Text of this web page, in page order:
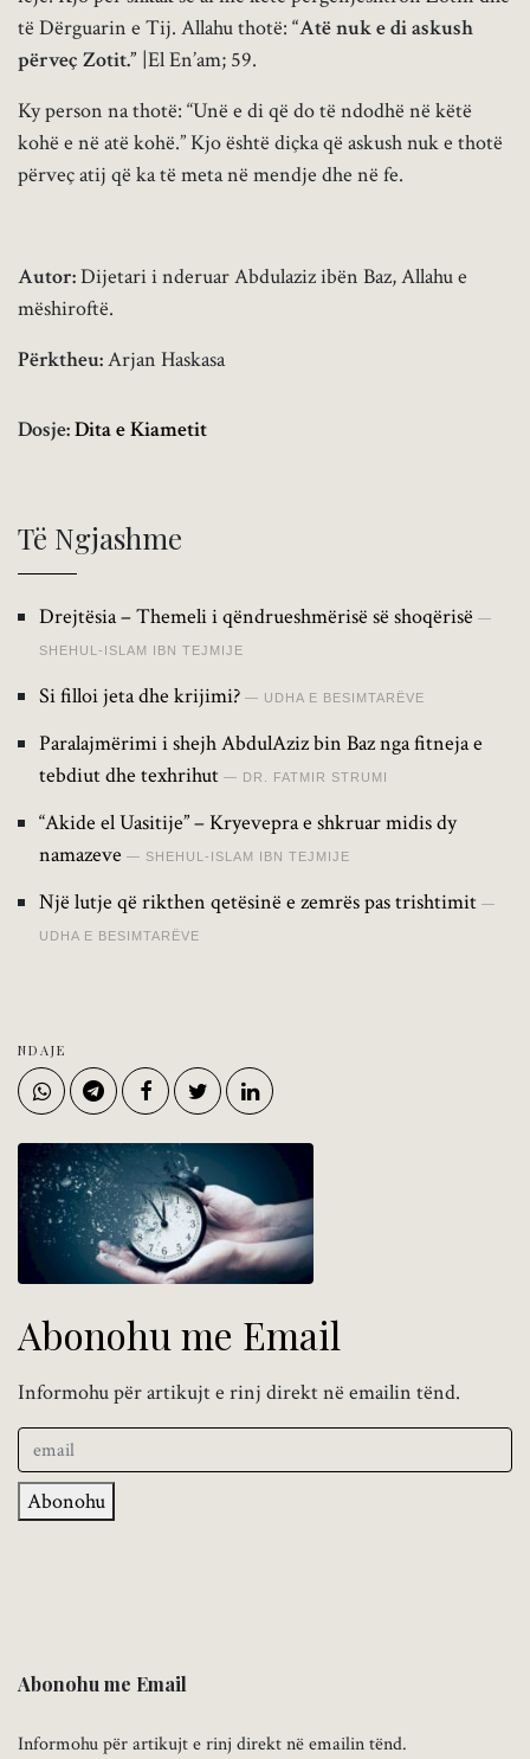
të Dërguarin e Tij. Allahu thotë: “Atë nuk e di askush
përveç Zotit.” |El En’am; 59.
Ky person na thotë: “Unë e di që do të ndodhë në këtë
kohë e në atë kohë.” Kjo është diçka që askush nuk e thotë
përveç atij që ka të meta në mendje dhe në fe.
Autor:Dijetari i nderuar Abdulaziz ibën Baz, Allahu e
mëshiroftë.
Përktheu:Arjan Haskasa
Dosje:Dita e Kiametit
Të Ngjashme
Drejtësia – Themeli i qëndrueshmërisë së shoqërisë
SHEHUL-ISLAM IBN TEJMIJE
Si filloi jeta dhe krijimi? UDHA E BESIMTARËVE
Paralajmërimi i shejh AbdulAziz bin Baz nga fitneja e
tebdiut dhe texhrihut
DR. FATMIR STRUMI
“Akide el Uasitije” – Kryevepra e shkruar midis dy
namazeve
SHEHUL-ISLAM IBN TEJMIJE
Një lutje që rikthen qetësinë e zemrës pas trishtimit
UDHA E BESIMTARËVE
NDAJE
Abonohu me Email
Informohu për artikujt e rinj direkt në emailin tënd.
Abonohu
Abonohu me Email
Informohu për artikujt e rinj direkt në emailin tënd.